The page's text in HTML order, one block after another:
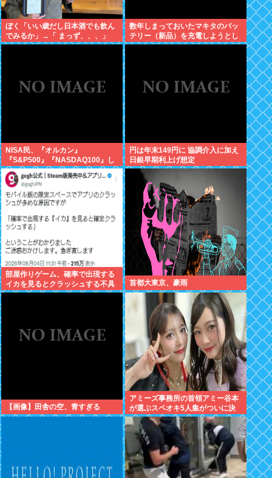
ぼく「いい歳だし日本酒でも飲ん
でみるか」→「 まっず、、、」
数年しまっておいたマキタのバッ
テリー（新品）を充電しようとし
たらエラーで充電できないんだ
NISA民、『オルカン』
『S&P500』『NASDAQ100』し
か買わない
円は年末149円に 協調介入に加え
日銀早期利上げ想定
部屋作りゲーム、確率で出現する
イカを見るとクラッシュする不具
合が発生
首都大東京、豪雨
【画像】田舎の空、青すぎる
アミーズ事務所の首領アミー谷本
が選ぶスペオキ5人集がついに決
定してしまう